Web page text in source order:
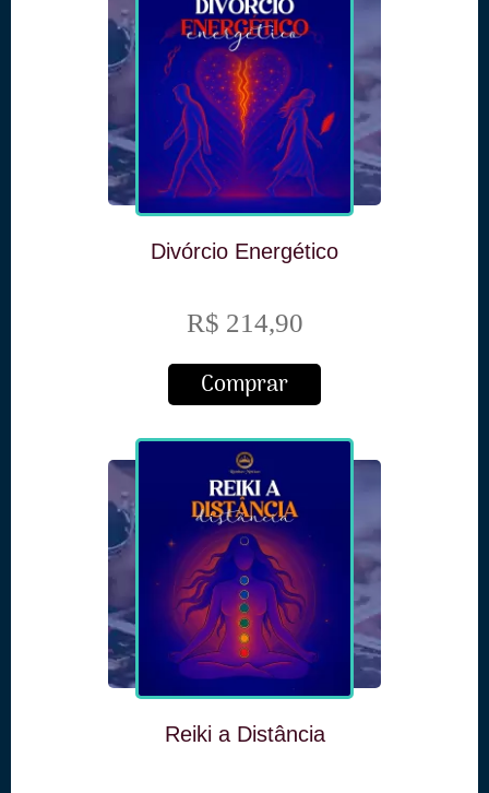
Divórcio Energético
R$ 214,90
Comprar
Reiki a Distância